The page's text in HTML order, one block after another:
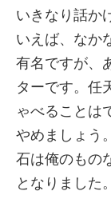
いきなり話か
いえば、なか
有名ですが、
ターです。任
ゃべることは
やめましょう
石は俺のもの
となりました。